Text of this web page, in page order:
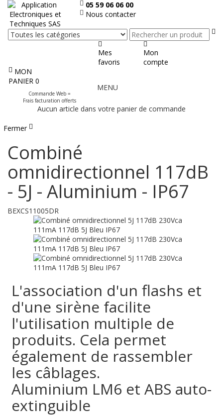
05 59 06 06 00
Nous contacter
Mes
favoris
Mon
compte
MON
PANIER 0
Commande Web =
Frais facturation offerts
le
MENU
Aucun article dans votre panier de commande
Fermer
Combiné
omnidirectionnel 117dB
- 5J - Aluminium - IP67
BEXCS11005DR
L'association d'un flashs et
d'une sirène facilite
l'utilisation multiple de
produits. Cela permet
également de rassembler
les câblages.
Aluminium LM6 et ABS auto-
extinguible